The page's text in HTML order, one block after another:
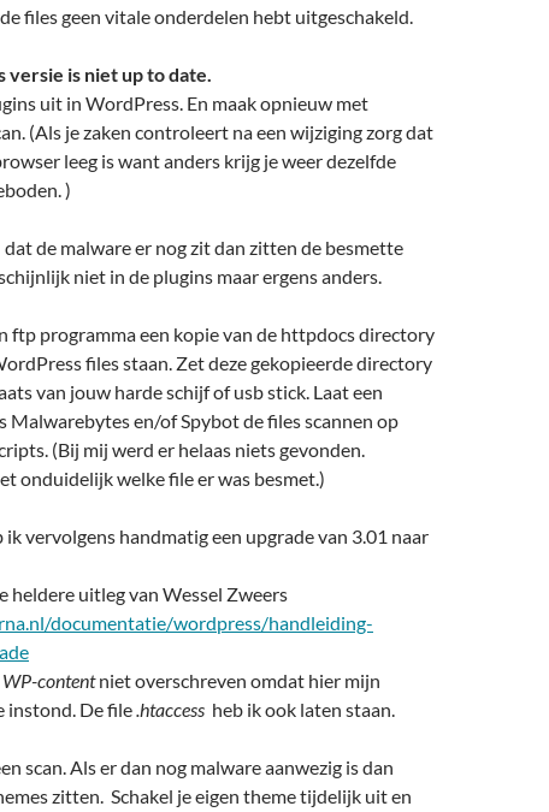
files geen vitale onderdelen hebt uitgeschakeld.
is niet up to date.
uit in WordPress. En maak opnieuw met
(Als je zaken controleert na een wijziging zorg dat
leeg is want anders krijg je weer dezelfde
)
dat de malware er nog zit dan zitten de besmette
niet in de plugins maar ergens anders.
ftp programma een kopie van de httpdocs directory
files staan. Zet deze gekopieerde directory
van jouw harde schijf of usb stick. Laat een
Malwarebytes en/of Spybot de files scannen op
(Bij mij werd er helaas niets gevonden.
onduidelijk welke file er was besmet.)
ik vervolgens handmatig een upgrade van 3.01 naar
heldere uitleg van Wessel Zweers
documentatie/wordpress/handleiding-
WP-contentniet overschreven omdat hier mijn
instond. De file.htaccess heb ik ook laten staan.
scan. Als er dan nog malware aanwezig is dan
zitten. Schakel je eigen theme tijdelijk uit en